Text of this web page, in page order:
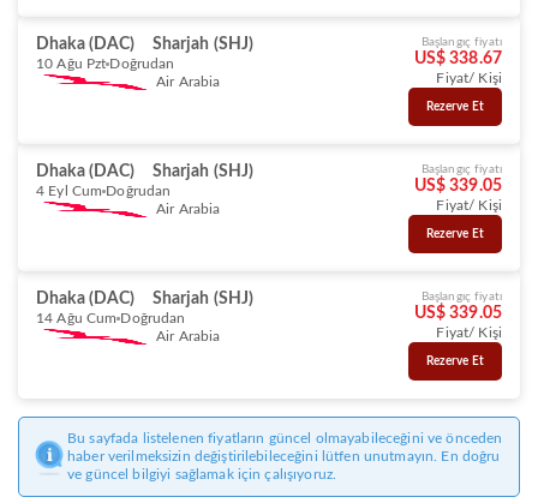
Dhaka (DAC) Sharjah (SHJ)
10 Ağu Pzt Doğrudan
Air Arabia
Başlangıç fiyatı
US$ 338.67
Fiyat/ Kişi
Rezerve Et
Dhaka (DAC) Sharjah (SHJ)
4 Eyl Cum Doğrudan
Air Arabia
Başlangıç fiyatı
US$ 339.05
Fiyat/ Kişi
Rezerve Et
Dhaka (DAC) Sharjah (SHJ)
14 Ağu Cum Doğrudan
Air Arabia
Başlangıç fiyatı
US$ 339.05
Fiyat/ Kişi
Rezerve Et
Bu sayfada listelenen fiyatların güncel olmayabileceğini ve önceden
haber verilmeksizin değiştirilebileceğini lütfen unutmayın. En doğru
ve güncel bilgiyi sağlamak için çalışıyoruz.